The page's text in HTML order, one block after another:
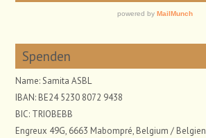
Spenden
Name: Samita ASBL
IBAN: BE24 5230 8072 9438
BIC: TRIOBEBB
Engreux 49G, 6663 Mabompré, Belgium / Belgien